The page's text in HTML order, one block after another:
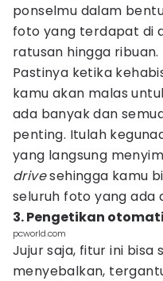
ponselmu dalam
foto yang terdapat di
ratusan hingga ribuan.
Pastinya ketika
kamu akan malas
ada banyak dan
penting. Itulah
yang langsung
drivesehingga kamu
seluruh foto yang ada
3. Pengetikan
pcworld.com
Jujur saja, fitur ini
menyebalkan,